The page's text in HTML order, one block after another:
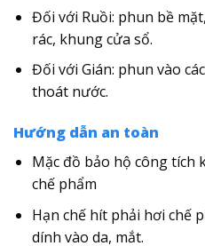
Đối với Ruồi: phun bề
rác, khung cửa sổ.
Đối với Gián: phun vào
thoát nước.
Hướng dẫn an toàn
Mặc đồ bảo hộ công tích
chế phẩm
Hạn chế hít phải hơi chế
dính vào da, mắt.